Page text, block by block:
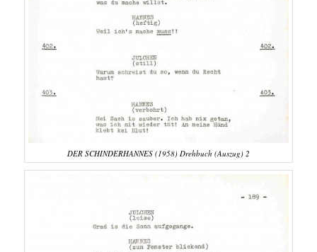
DER SCHINDERHANNES (1958) Drehbuch (Auszug) 2